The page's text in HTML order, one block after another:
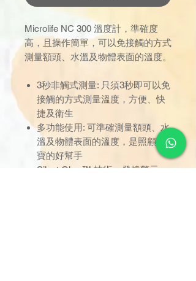
Microlife NC 300 溫度計，準確度
高，且操作簡單，可以免接觸的方式
測量額頭、水溫及物體表面的溫度。
3秒非觸式測量: 只須3秒即可以免
接觸的方式測量溫度，方便、快
捷及衛生
多功能使用: 可準確測量額頭、水
溫及物體表面的溫度，是照顧寶
寶的好幫手
Silent Glow™ 技術 – 發燒警示: